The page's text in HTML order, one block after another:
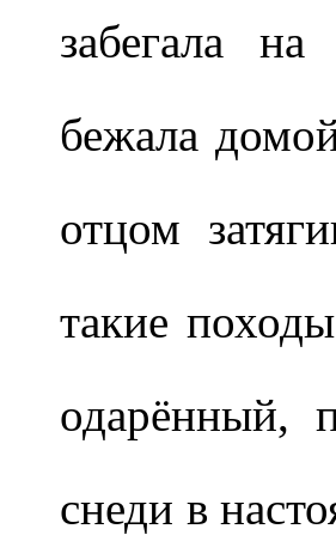
забегала
бежала
отцом
такие
одарённый,
снеди в